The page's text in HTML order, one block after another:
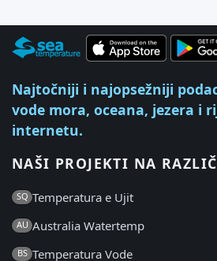
Najtočniji i najopsežniji
vode mora, oceana, jezera i
internetu.
NAŠI PROJEKTI NA
SQ Temperatura e Ujit
AU Australia Watertemp
BS Temperatura Vode